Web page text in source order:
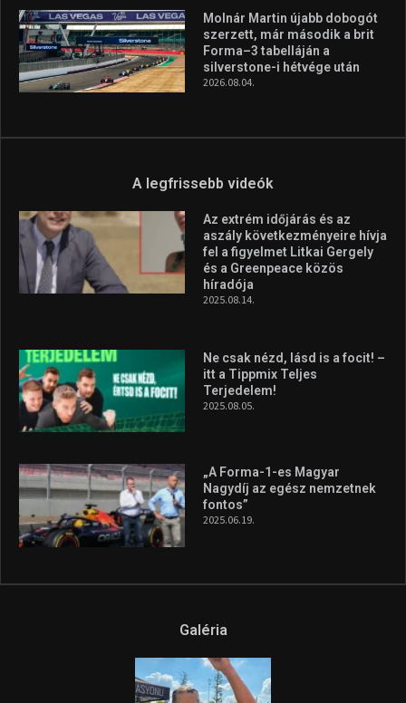
Molnár Martin újabb dobogót
szerzett, már második a brit
Forma–3 tabelláján a
silverstone-i hétvége után
2026.08.04.
A legfrissebb videók
Az extrém időjárás és az
aszály következményeire hívja
fel a figyelmet Litkai Gergely
és a Greenpeace közös
híradója
2025.08.14.
Ne csak nézd, lásd is a focit! –
itt a Tippmix Teljes
Terjedelem!
2025.08.05.
„A Forma-1-es Magyar
Nagydíj az egész nemzetnek
fontos”
2025.06.19.
Galéria